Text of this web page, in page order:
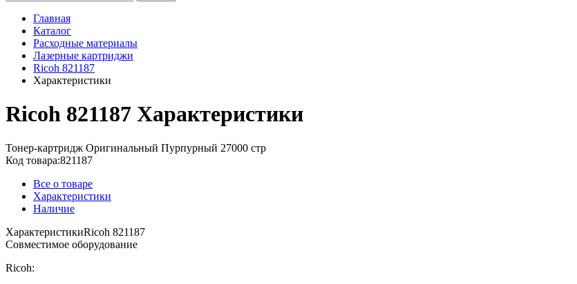
Главная
Каталог
Расходные материалы
Лазерные картриджи
Ricoh 821187
Характеристики
Ricoh 821187 Характеристики
Тонер-картридж Оригинальный Пурпурный 27000 стр
Код товара:821187
Все о товаре
Характеристики
Наличие
ХарактеристикиRicoh 821187
Совместимое оборудование
Ricoh: